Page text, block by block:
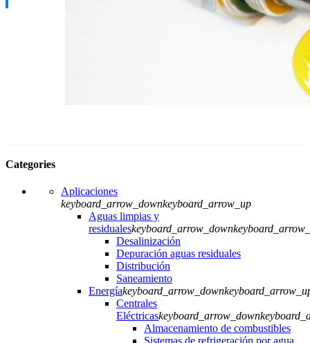
Categories
Aplicaciones
keyboard_arrow_downkeyboard_arrow_up
Aguas limpias y
residualeskeyboard_arrow_down
Desalinización
Depuración aguas residuales
Distribución
Saneamiento
Energíakeyboard_arrow_down
Centrales
Eléctricaskeyboard_arrow_down
Almacenamiento de combustibles